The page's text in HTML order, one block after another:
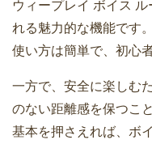
ウィープレイ ボイス
れる魅力的な機能です。
使い方は簡単で、初心
一方で、安全に楽しむ
のない距離感を保つこ
基本を押さえれば、ボ